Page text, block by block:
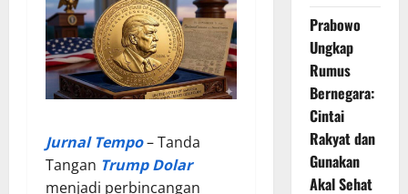
Jurnal Tempo– Tanda
Tangan Trump Dolar
menjadi perbincangan
Prabowo
Ungkap
Rumus
Bernegara:
Cintai
Rakyat dan
Gunakan
Akal Sehat